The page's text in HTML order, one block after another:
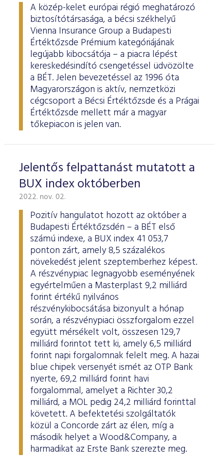
A közép-kelet európai régió meghatározó
biztosítótársasága, a bécsi székhelyű
Vienna Insurance Group a Budapesti
Értéktőzsde Prémium kategóriájának
legújabb kibocsátója – a piacra lépést
kereskedésindító csengetéssel üdvözölte
a BÉT. Jelen bevezetéssel az 1996 óta
Magyarországon is aktív, nemzetközi
cégcsoport a Bécsi Értéktőzsde és a Prágai
Értéktőzsde mellett már a magyar
tőkepiacon is jelen van.
Jelentős felpattanást mutatott a
BUX index októberben
2022. nov. 02.
Pozitív hangulatot hozott az október a
Budapesti Értéktőzsdén – a BÉT első
számú indexe, a BUX index 41 053,7
ponton zárt, amely 8,5 százalékos
növekedést jelent szeptemberhez képest.
A részvénypiac legnagyobb eseményének
egyértelműen a Masterplast 9,2 milliárd
forint értékű nyilvános
részvénykibocsátása bizonyult a hónap
során, a részvénypiaci összforgalom ezzel
együtt mérsékelt volt, összesen 129,7
milliárd forintot tett ki, amely 6,5 milliárd
forint napi forgalomnak felelt meg. A hazai
blue chipek versenyét ismét az OTP Bank
nyerte, 69,2 milliárd forint havi
forgalommal, amelyet a Richter 30,2
milliárd, a MOL pedig 24,2 milliárd forinttal
követett. A befektetési szolgáltatók
közül a Concorde zárt az élen, míg a
második helyet a Wood&Company, a
harmadikat az Erste Bank szerezte meg.